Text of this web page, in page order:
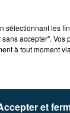
sélectionnant les
accepter".
à tout moment
et